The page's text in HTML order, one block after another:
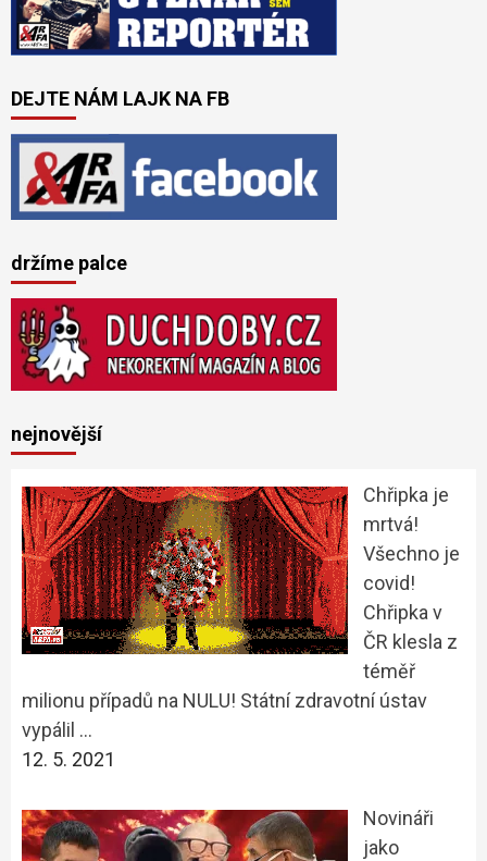
DEJTE NÁM LAJK NA FB
držíme palce
nejnovější
Chřipka je
mrtvá!
Všechno je
covid!
Chřipka v
ČR klesla z
téměř
milionu případů na NULU! Státní zdravotní ústav
vypálil …
12. 5. 2021
Novináři
jako